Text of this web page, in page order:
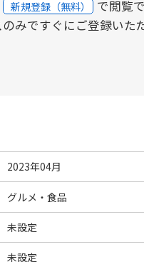
新規登録（無料） で閲覧
みですぐにご登録いた
2023年04月
グルメ・食品
未設定
未設定